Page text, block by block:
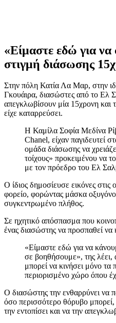
«Είμαστε εδώ για
στιγμή διάσωσης
Στην πόλη Κατία Λα Μαρ, στην
Γκουάιρα, διασώστες από το Ελ
απεγκλωβίσουν μία 15χρονη και
είχε καταρρεύσει.
Η Καμίλα Σοφία Μεδίνα
Chanel, είχαν παγιδευτεί
ομάδα διάσωσης να
τοίχους» προκειμένου να
με τον πρόεδρο του Ελ
Ο ίδιος δημοσίευσε εικόνες
φορείο, φορώντας μάσκα
συγκεντρωμένο πλήθος.
Σε ηχητικό απόσπασμα που
ένας διασώστης να προσπαθεί
«Είμαστε εδώ για να
σε βοηθήσουμε», της λέει,
μπορεί να κινήσει μόνο τα
περιορισμένο χώρο όπου
Ο διασώστης την ενθαρρύνει να
όσο περισσότερο θόρυβο
την εντοπίσει και να την